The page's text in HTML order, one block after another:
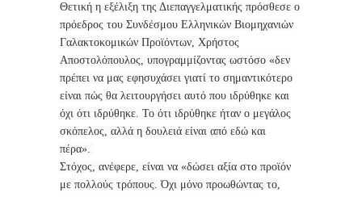
Θετική η εξέλιξη της Διεπαγγελματικής πρόσθεσε ο
πρόεδρος του Συνδέσμου Ελληνικών Βιομηχανιών
Γαλακτοκομικών Προϊόντων, Χρήστος
Αποστολόπουλος, υπογραμμίζοντας ωστόσο «δεν
πρέπει να μας εφησυχάσει γιατί το σημαντικότερο
είναι πώς θα λειτουργήσει αυτό που ιδρύθηκε και
όχι ότι ιδρύθηκε. Το ότι ιδρύθηκε ήταν ο μεγάλος
σκόπελος, αλλά η δουλειά είναι από εδώ και
πέρα».
Στόχος, ανέφερε, είναι να «δώσει αξία στο προϊόν
με πολλούς τρόπους. Όχι μόνο προωθώντας το,